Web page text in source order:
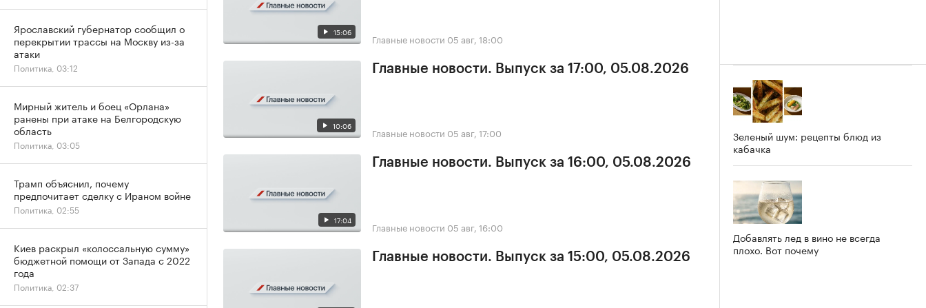
15:06 Главные новости 05 авг, 18:00
10:06
Главные новости. Выпуск за 17:00, 05.08.2026
Главные новости 05 авг, 17:00
17:04
Главные новости. Выпуск за 16:00, 05.08.2026
Главные новости 05 авг, 16:00
Главные новости. Выпуск за 15:00, 05.08.2026
Зеленый шум: рецепты блюд из
кабачка
Добавлять лед в вино не всегда
плохо. Вот почему
Ярославский губернатор сообщил о
перекрытии трассы на Москву из-за
атаки
Политика, 03:12
Мирный житель и боец «Орлана»
ранены при атаке на Белгородскую
область
Политика, 03:05
Трамп объяснил, почему
предпочитает сделку с Ираном войне
Политика, 02:55
Киев раскрыл «колоссальную сумму»
бюджетной помощи от Запада с 2022
года
Политика, 02:37